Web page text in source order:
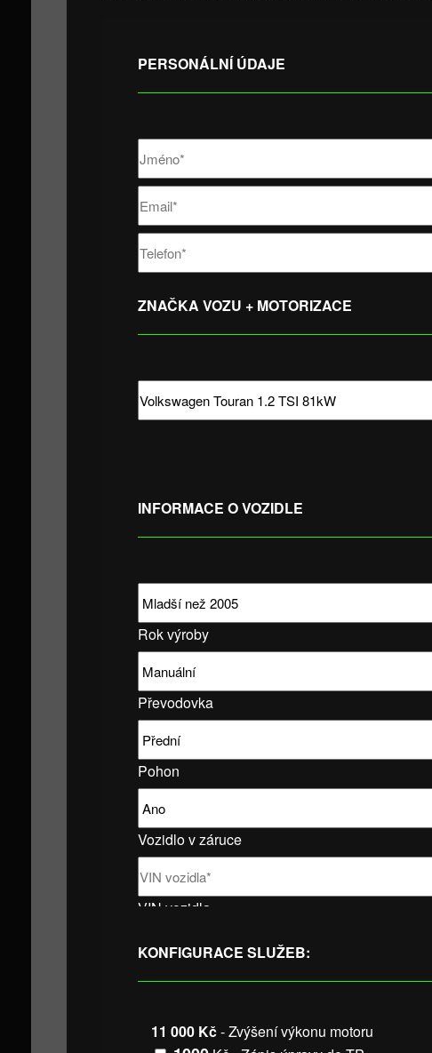
PERSONÁLNÍ ÚDAJE
ZNAČKA VOZU + MOTORIZACE
INFORMACE O VOZIDLE
Rok výroby
Převodovka
Pohon
Vozidlo v záruce
VIN vozidla
KONFIGURACE SLUŽEB:
11 000 Kč- Zvýšení výkonu motoru